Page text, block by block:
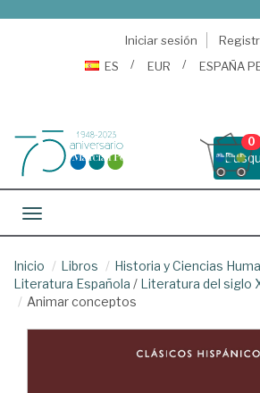
Iniciar sesión
ES
EUR ESPAÑA
0
Toggle navigation
Inicio Libros Historia y Ciencias
Literatura Española / Literatura del siglo
Animar conceptos